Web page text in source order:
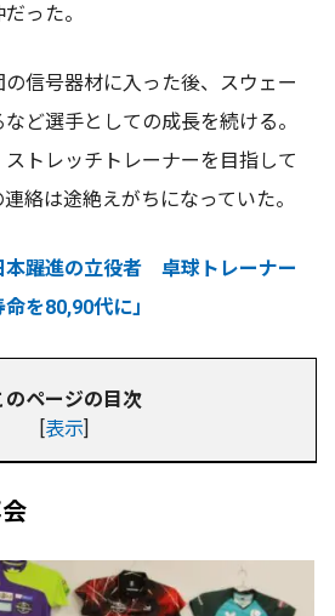
った。
信号器材に入った後、スウェー
ど選手としての成長を続ける。
トレッチトレーナーを目指して
絡は途絶えがちになっていた。
本躍進の立役者 卓球トレーナー
を80,90代に」
のページの目次
[表示]